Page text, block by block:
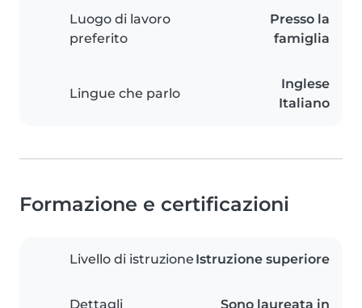
Luogo di lavoro
preferito
Presso la
famiglia
Lingue che parlo
Inglese
Italiano
Formazione e certificazioni
Livello di istruzione Istruzione superiore
Dettagli
Sono laureata in